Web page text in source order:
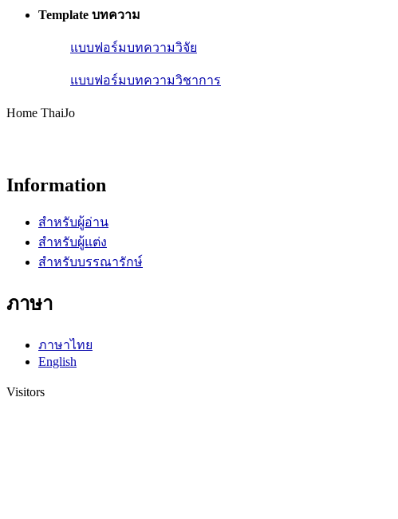
Template บทความ
แบบฟอร์มบทความวิจัย
แบบฟอร์มบทความวิชาการ
Home ThaiJo
Information
สำหรับผู้อ่าน
สำหรับผู้แต่ง
สำหรับบรรณารักษ์
ภาษา
ภาษาไทย
English
Visitors